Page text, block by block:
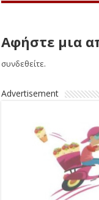
Αφήστε μια
συνδεθείτε.
Advertisement